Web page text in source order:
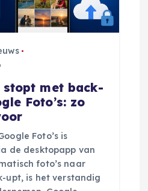
stopt met back-
Foto’s: zo
Foto’s is
de desktopapp van
foto’s naar
upt, is het verstandig